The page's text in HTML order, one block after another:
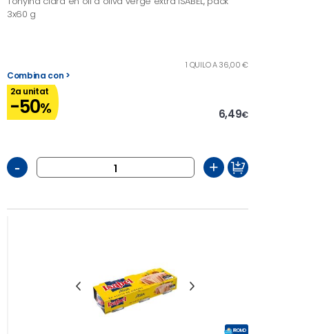
3x60 g
Combina con >
1 QUILO A 36,00 €
2a unitat
-50% 6,49€
- +
PROMO